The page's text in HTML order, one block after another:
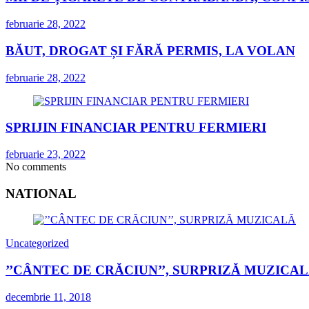
februarie 28, 2022
BĂUT, DROGAT ȘI FĂRĂ PERMIS, LA VOLAN
februarie 28, 2022
SPRIJIN FINANCIAR PENTRU FERMIERI
februarie 23, 2022
No comments
NATIONAL
Uncategorized
’’CÂNTEC DE CRĂCIUN’’, SURPRIZĂ
decembrie 11, 2018